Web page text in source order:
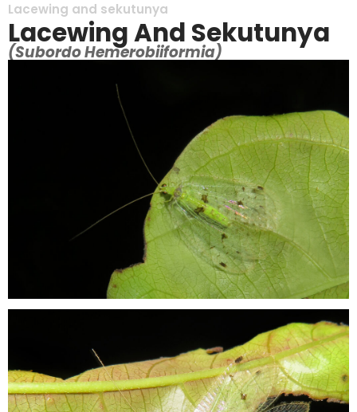
Lacewing and sekutunya
Lacewing And Sekutunya
(Subordo Hemerobiiformia)